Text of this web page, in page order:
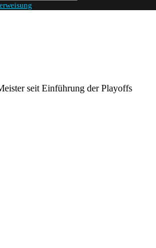
seit Einführung der Playoffs